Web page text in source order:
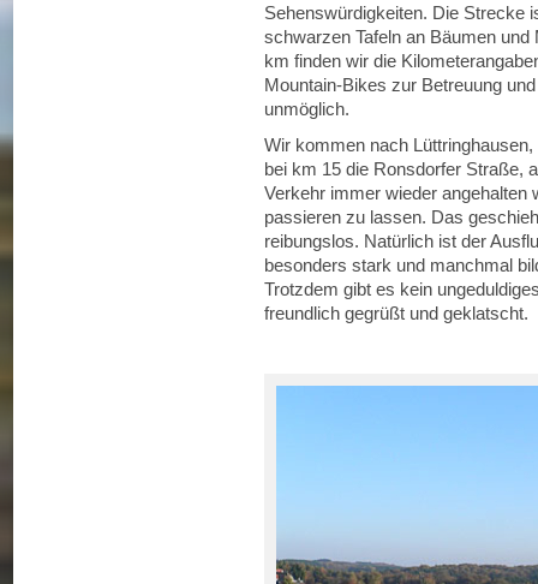
Sehenswürdigkeiten. Die Strecke
schwarzen Tafeln an Bäumen
km finden wir die
Mountain-Bikes zur Betreuung
unmöglich.
Wir kommen nach
bei km 15 die Ronsdorfer Straße,
Verkehr immer wieder angehalten
passieren zu lassen. Das
reibungslos. Natürlich ist der
besonders stark und manchmal
Trotzdem gibt es kein
freundlich gegrüßt und geklatscht.